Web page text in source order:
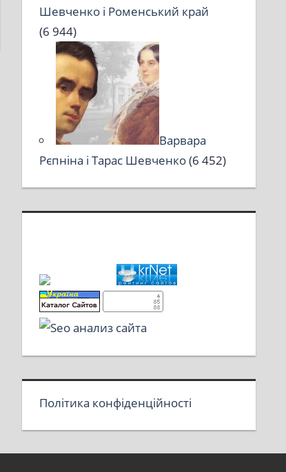
Шевченко і Роменський край
(6 944)
Варвара
Рєпніна і Тарас Шевченко(6 452)
Політика конфіденційності